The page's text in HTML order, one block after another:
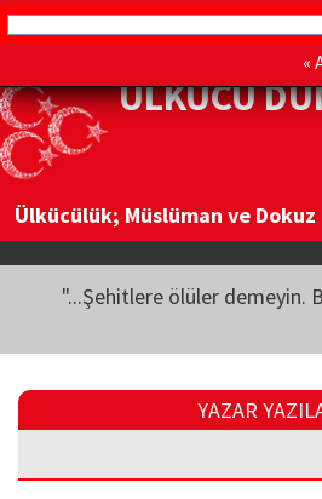
«
ÜLKÜCÜ
Ülkücülük; Müslüman ve
"...Şehitlere ölüler demeyin.
YAZAR